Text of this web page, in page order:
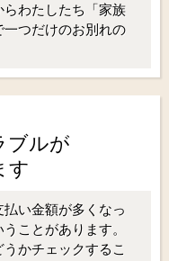
わたしたち「家族
つだけのお別れの
ブルが
す
い金額が多くなっ
ことがあります。
かチェックするこ